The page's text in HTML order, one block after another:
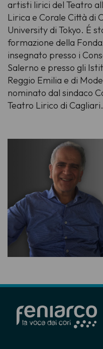
artisti lirici del Teatro
Lirica e Corale Città di
University di Tokyo. É
formazione della
insegnato presso i
Salerno e presso gli
Reggio Emilia e di
nominato dal sindaco
Teatro Lirico di Cagliari.